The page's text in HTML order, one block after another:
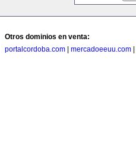
Otros dominios en venta:
portalcordoba.com
mercadoeeuu.com